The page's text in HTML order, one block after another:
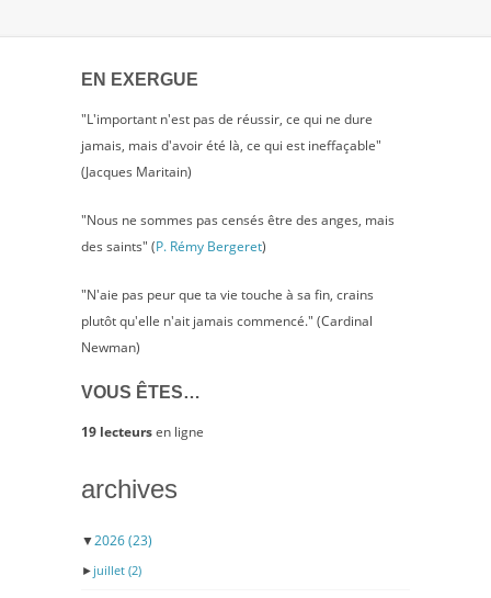
EN EXERGUE
"L'important n'est pas de réussir, ce qui ne dure
jamais, mais d'avoir été là, ce qui est ineffaçable"
(Jacques Maritain)
"Nous ne sommes pas censés être des anges, mais
des saints" (P. Rémy Bergeret)
"N'aie pas peur que ta vie touche à sa fin, crains
plutôt qu'elle n'ait jamais commencé." (Cardinal
Newman)
VOUS ÊTES…
19 lecteursen ligne
archives
▼2026(23)
► juillet (2)